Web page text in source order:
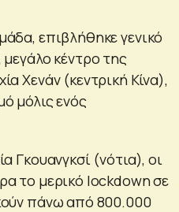
επιβλήθηκε γενικό
μεγάλο κέντρο της
Χενάν (κεντρική Κίνα),
μόλις ενός
Γκουανγκσί (νότια), οι
το μερικό lockdown σε
πάνω από 800.000